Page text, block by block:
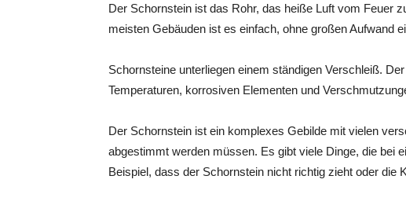
Der Schornstein ist das Rohr, das heiße Luft vom Feuer
meisten Gebäuden ist es einfach, ohne großen Aufwand
Schornsteine unterliegen einem ständigen Verschleiß.
Temperaturen, korrosiven Elementen und
Der Schornstein ist ein komplexes Gebilde mit vielen
abgestimmt werden müssen. Es gibt viele Dinge, die bei
Beispiel, dass der Schornstein nicht richtig zieht oder die